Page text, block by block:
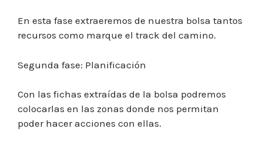
En esta fase extraeremos de nuestra bolsa tantos
recursos como marque el track del camino.
Segunda fase: Planificación
Con las fichas extraídas de la bolsa podremos
colocarlas en las zonas donde nos permitan
poder hacer acciones con ellas.